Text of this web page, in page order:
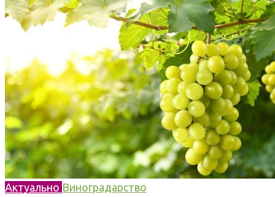
Актуально Виноградарство